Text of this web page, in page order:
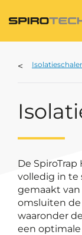
De
volledig in te
gemaakt
omsluiten
waaronder
een optimale